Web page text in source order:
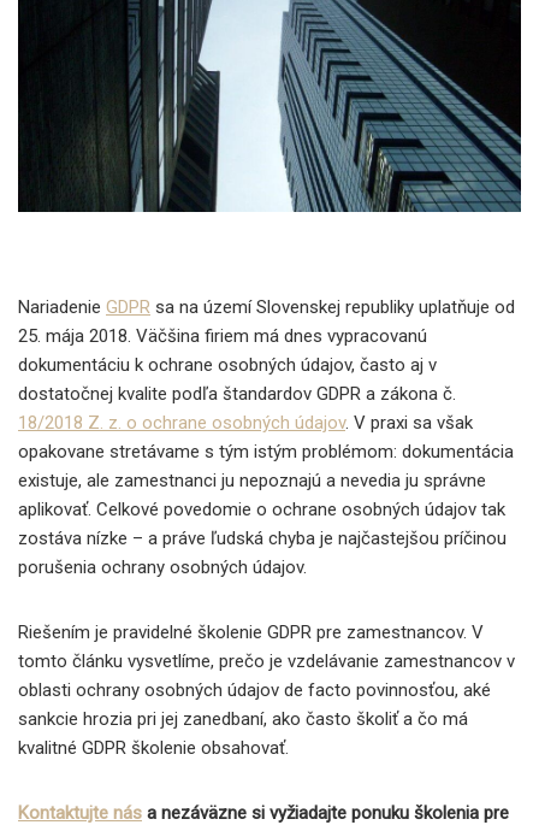
Nariadenie GDPR sa na území Slovenskej republiky uplatňuje od
25. mája 2018. Väčšina firiem má dnes vypracovanú
dokumentáciu k ochrane osobných údajov, často aj v
dostatočnej kvalite podľa štandardov GDPR a zákona č.
18/2018 Z. z. o ochrane osobných údajov. V praxi sa však
opakovane stretávame s tým istým problémom: dokumentácia
existuje, ale zamestnanci ju nepoznajú a nevedia ju správne
aplikovať. Celkové povedomie o ochrane osobných údajov tak
zostáva nízke – a práve ľudská chyba je najčastejšou príčinou
porušenia ochrany osobných údajov.
Riešením je pravidelné školenie GDPR pre zamestnancov. V
tomto článku vysvetlíme, prečo je vzdelávanie zamestnancov v
oblasti ochrany osobných údajov de facto povinnosťou, aké
sankcie hrozia pri jej zanedbaní, ako často školiť a čo má
kvalitné GDPR školenie obsahovať.
Kontaktujte nás a nezáväzne si vyžiadajte ponuku školenia pre